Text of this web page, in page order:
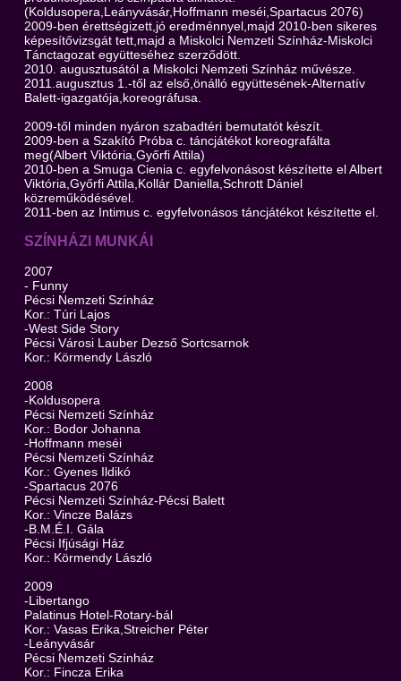
(Koldusopera,Leányvásár,Hoffmann meséi,Spartacus 2076)
2009-ben érettségizett,jó eredménnyel,majd 2010-ben sikeres
képesítővizsgát tett,majd a Miskolci Nemzeti Színház-Miskolci
Tánctagozat együtteséhez szerződött.
2010. augusztusától a Miskolci Nemzeti Színház művésze.
2011.augusztus 1.-től az első,önálló együttesének-Alternatív
Balett-igazgatója,koreográfusa.
2009-től minden nyáron szabadtéri bemutatót készít.
2009-ben a Szakító Próba c. táncjátékot koreografálta
meg(Albert Viktória,Győrfi Attila)
2010-ben a Smuga Cienia c. egyfelvonásost készítette el Albert
Viktória,Győrfi Attila,Kollár Daniella,Schrott Dániel
közreműködésével.
2011-ben az Intimus c. egyfelvonásos táncjátékot készítette el.
SZÍNHÁZI MUNKÁI
2007
- Funny
Pécsi Nemzeti Színház
Kor.: Túri Lajos
-West Side Story
Pécsi Városi Lauber Dezső Sortcsarnok
Kor.: Körmendy László
2008
-Koldusopera
Pécsi Nemzeti Színház
Kor.: Bodor Johanna
-Hoffmann meséi
Pécsi Nemzeti Színház
Kor.: Gyenes Ildikó
-Spartacus 2076
Pécsi Nemzeti Színház-Pécsi Balett
Kor.: Vincze Balázs
-B.M.É.I. Gála
Pécsi Ifjúsági Ház
Kor.: Körmendy László
2009
-Libertango
Palatinus Hotel-Rotary-bál
Kor.: Vasas Erika,Streicher Péter
-Leányvásár
Pécsi Nemzeti Színház
Kor.: Fincza Erika